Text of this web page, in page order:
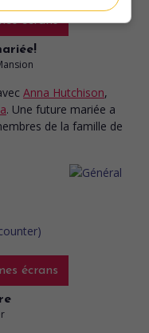
écrans
Anna Hutchison,
. Une future mariée a
de la famille de
écrans